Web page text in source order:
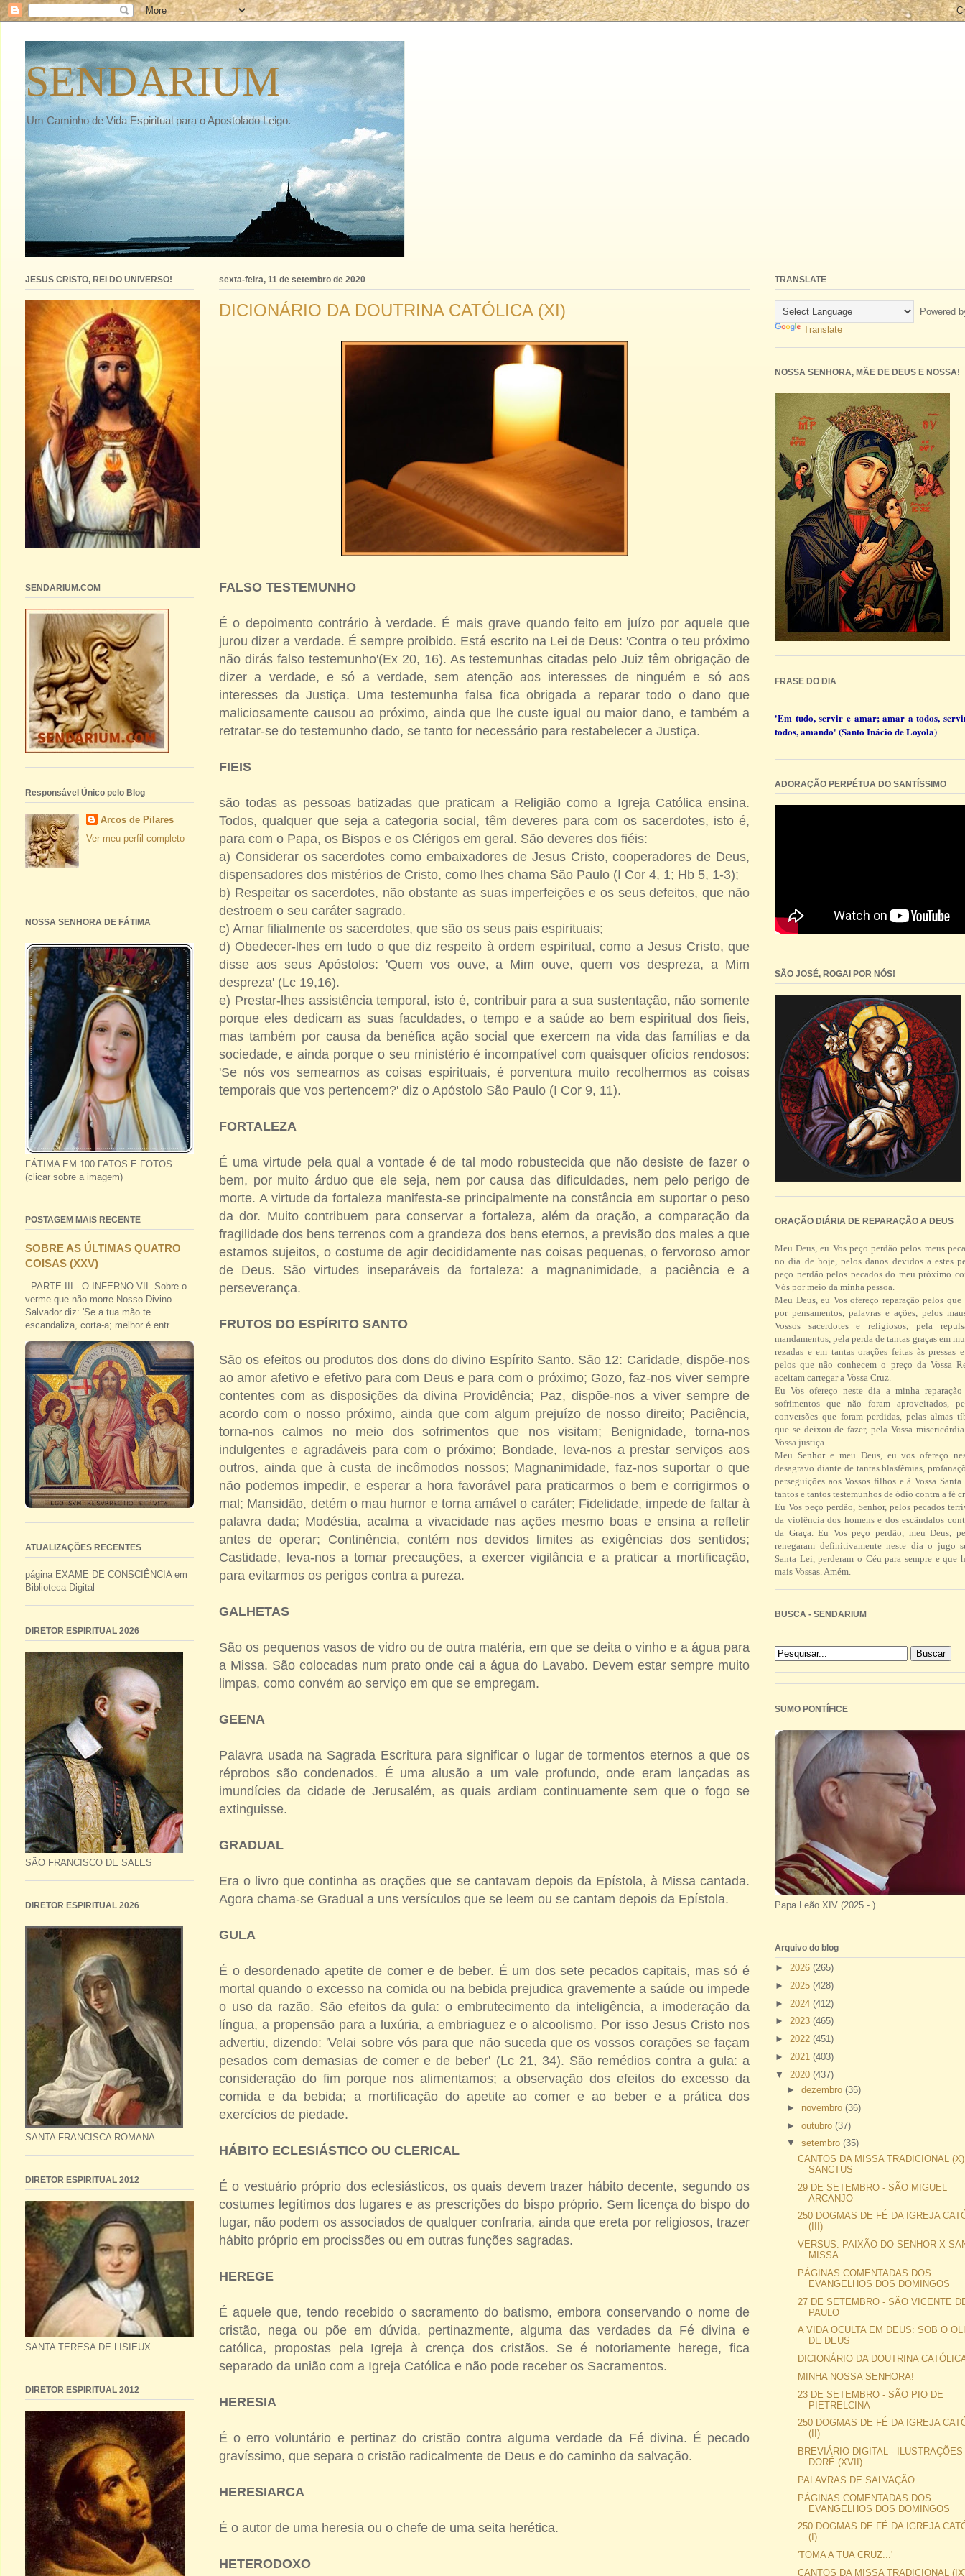
SENDARIUM
Um Caminho de Vida Espiritual para o Apostolado Leigo.
sexta-feira, 11 de setembro de 2020
DICIONÁRIO DA DOUTRINA CATÓLICA (XI)
FALSO TESTEMUNHO
É o depoimento contrário à verdade. É mais grave quando feito em juízo por aquele que
jurou dizer a verdade. É sempre proibido. Está escrito na Lei de Deus: 'Contra o teu próximo
não dirás falso testemunho'(Ex 20, 16). As testemunhas citadas pelo Juiz têm obrigação de
dizer a verdade, e só a verdade, sem atenção aos interesses de ninguém e só aos
interesses da Justiça. Uma testemunha falsa fica obrigada a reparar todo o dano que
maliciosamente causou ao próximo, ainda que lhe custe igual ou maior dano, e também a
retratar-se do testemunho dado, se tanto for necessário para restabelecer a Justiça.
FIEIS
são todas as pessoas batizadas que praticam a Religião como a Igreja Católica ensina.
Todos, qualquer que seja a categoria social, têm deveres para com os sacerdotes, isto é,
para com o Papa, os Bispos e os Clérigos em geral. São deveres dos fiéis:
a) Considerar os sacerdotes como embaixadores de Jesus Cristo, cooperadores de Deus,
dispensadores dos mistérios de Cristo, como lhes chama São Paulo (I Cor 4, 1; Hb 5, 1-3);
b) Respeitar os sacerdotes, não obstante as suas imperfeições e os seus defeitos, que não
destroem o seu caráter sagrado.
c) Amar filialmente os sacerdotes, que são os seus pais espirituais;
d) Obedecer-lhes em tudo o que diz respeito à ordem espiritual, como a Jesus Cristo, que
disse aos seus Apóstolos: 'Quem vos ouve, a Mim ouve, quem vos despreza, a Mim
despreza' (Lc 19,16).
e) Prestar-lhes assistência temporal, isto é, contribuir para a sua sustentação, não somente
porque eles dedicam as suas faculdades, o tempo e a saúde ao bem espiritual dos fieis,
mas também por causa da benéfica ação social que exercem na vida das famílias e da
sociedade, e ainda porque o seu ministério é incompatível com quaisquer ofícios rendosos:
'Se nós vos semeamos as coisas espirituais, é porventura muito recolhermos as coisas
temporais que vos pertencem?' diz o Apóstolo São Paulo (I Cor 9, 11).
FORTALEZA
É uma virtude pela qual a vontade é de tal modo robustecida que não desiste de fazer o
bem, por muito árduo que ele seja, nem por causa das dificuldades, nem pelo perigo de
morte. A virtude da fortaleza manifesta-se principalmente na constância em suportar o peso
da dor. Muito contribuem para conservar a fortaleza, além da oração, a comparação da
fragilidade dos bens terrenos com a grandeza dos bens eternos, a previsão dos males a que
estamos sujeitos, o costume de agir decididamente nas coisas pequenas, o fervoroso amor
de Deus. São virtudes inseparáveis da fortaleza: a magnanimidade, a paciência e a
perseverança.
FRUTOS DO ESPÍRITO SANTO
São os efeitos ou produtos dos dons do divino Espírito Santo. São 12: Caridade, dispõe-nos
ao amor afetivo e efetivo para com Deus e para com o próximo; Gozo, faz-nos viver sempre
contentes com as disposições da divina Providência; Paz, dispõe-nos a viver sempre de
acordo com o nosso próximo, ainda que com algum prejuízo de nosso direito; Paciência,
torna-nos calmos no meio dos sofrimentos que nos visitam; Benignidade, torna-nos
indulgentes e agradáveis para com o próximo; Bondade, leva-nos a prestar serviços aos
outros, ainda que à custa de incômodos nossos; Magnanimidade, faz-nos suportar o que
não podemos impedir, e esperar a hora favorável para praticarmos o bem e corrigirmos o
mal; Mansidão, detém o mau humor e torna amável o caráter; Fidelidade, impede de faltar à
palavra dada; Modéstia, acalma a vivacidade nas ações mesmo boas e ensina a refletir
antes de operar; Continência, contém nos devidos limites as exigências dos sentidos;
Castidade, leva-nos a tomar precauções, a exercer vigilância e a praticar a mortificação,
para evitarmos os perigos contra a pureza.
GALHETAS
São os pequenos vasos de vidro ou de outra matéria, em que se deita o vinho e a água para
a Missa. São colocadas num prato onde cai a água do Lavabo. Devem estar sempre muito
limpas, como convém ao serviço em que se empregam.
GEENA
Palavra usada na Sagrada Escritura para significar o lugar de tormentos eternos a que os
réprobos são condenados. É uma alusão a um vale profundo, onde eram lançadas as
imundícies da cidade de Jerusalém, as quais ardiam continuamente sem que o fogo se
extinguisse.
GRADUAL
Era o livro que continha as orações que se cantavam depois da Epístola, à Missa cantada.
Agora chama-se Gradual a uns versículos que se leem ou se cantam depois da Epístola.
GULA
É o desordenado apetite de comer e de beber. É um dos sete pecados capitais, mas só é
mortal quando o excesso na comida ou na bebida prejudica gravemente a saúde ou impede
o uso da razão. São efeitos da gula: o embrutecimento da inteligência, a imoderação da
língua, a propensão para a luxúria, a embriaguez e o alcoolismo. Por isso Jesus Cristo nos
advertiu, dizendo: 'Velai sobre vós para que não suceda que os vossos corações se façam
pesados com demasias de comer e de beber' (Lc 21, 34). São remédios contra a gula: a
consideração do fim porque nos alimentamos; a observação dos efeitos do excesso da
comida e da bebida; a mortificação do apetite ao comer e ao beber e a prática dos
exercícios de piedade.
HÁBITO ECLESIÁSTICO OU CLERICAL
É o vestuário próprio dos eclesiásticos, os quais devem trazer hábito decente, segundo os
costumes legítimos dos lugares e as prescrições do bispo próprio. Sem licença do bispo do
lugar, não podem os associados de qualquer confraria, ainda que ereta por religiosos, trazer
hábito próprio em procissões ou em outras funções sagradas.
HEREGE
É aquele que, tendo recebido o sacramento do batismo, embora conservando o nome de
cristão, nega ou põe em dúvida, pertinazmente, alguma das verdades da Fé divina e
católica, propostas pela Igreja à crença dos cristãos. Se é notoriamente herege, fica
separado da união com a Igreja Católica e não pode receber os Sacramentos.
HERESIA
É o erro voluntário e pertinaz do cristão contra alguma verdade da Fé divina. É pecado
gravíssimo, que separa o cristão radicalmente de Deus e do caminho da salvação.
HERESIARCA
É o autor de uma heresia ou o chefe de uma seita herética.
HETERODOXO
JESUS CRISTO, REI DO UNIVERSO!
SENDARIUM.COM
Responsável Único pelo Blog
Arcos de Pilares
Ver meu perfil completo
NOSSA SENHORA DE FÁTIMA
FÁTIMA EM 100 FATOS E FOTOS
(clicar sobre a imagem)
POSTAGEM MAIS RECENTE
SOBRE AS ÚLTIMAS QUATRO
COISAS (XXV)
PARTE III - O INFERNO VII. Sobre o
verme que não morre Nosso Divino
Salvador diz: 'Se a tua mão te
escandaliza, corta-a; melhor é entr...
ATUALIZAÇÕES RECENTES
página EXAME DE CONSCIÊNCIA em
Biblioteca Digital
DIRETOR ESPIRITUAL 2026
SÃO FRANCISCO DE SALES
DIRETOR ESPIRITUAL 2026
SANTA FRANCISCA ROMANA
DIRETOR ESPIRITUAL 2012
SANTA TERESA DE LISIEUX
DIRETOR ESPIRITUAL 2012
TRANSLATE
Powered
Translate
NOSSA SENHORA, MÃE DE DEUS E NOSSA!
FRASE DO DIA
'Em tudo, servir e amar; amar a todos,
todos, amando' (Santo Inácio de Loyola)
ADORAÇÃO PERPÉTUA DO SANTÍSSIMO
SÃO JOSÉ, ROGAI POR NÓS!
ORAÇÃO DIÁRIA DE REPARAÇÃO A DEUS
Meu Deus, eu Vos peço perdão pelos meus
no dia de hoje, pelos danos devidos a estes
peço perdão pelos pecados do meu próximo
Vós por meio da minha pessoa.
Meu Deus, eu Vos ofereço reparação pelos que
por pensamentos, palavras e ações, pelos
Vossos sacerdotes e religiosos, pela
mandamentos, pela perda de tantas graças em
rezadas e em tantas orações feitas às pressas
pelos que não conhecem o preço da Vossa
aceitam carregar a Vossa Cruz.
Eu Vos ofereço neste dia a minha
sofrimentos que não foram aproveitados,
conversões que foram perdidas, pelas almas
que se deixou de fazer, pela Vossa
Vossa justiça.
Meu Senhor e meu Deus, eu vos ofereço
desagravo diante de tantas blasfêmias,
perseguições aos Vossos filhos e à Vossa
tantos e tantos testemunhos de ódio contra a fé
Eu Vos peço perdão, Senhor, pelos pecados
da violência dos homens e dos escândalos
da Graça. Eu Vos peço perdão, meu Deus,
renegaram definitivamente neste dia o jugo
Santa Lei, perderam o Céu para sempre e que
mais Vossas. Amém.
BUSCA - SENDARIUM
SUMO PONTÍFICE
Papa Leão XIV (2025 - )
Arquivo do blog
► 2026 (265)
► 2025 (428)
► 2024 (412)
► 2023 (465)
► 2022 (451)
► 2021 (403)
▼ 2020 (437)
► dezembro (35)
► novembro (36)
► outubro (37)
▼ setembro (35)
CANTOS DA MISSA TRADICIONAL
SANCTUS
29 DE SETEMBRO - SÃO MIGUEL
ARCANJO
250 DOGMAS DE FÉ DA IGREJA
(III)
VERSUS: PAIXÃO DO SENHOR X
MISSA
PÁGINAS COMENTADAS DOS
EVANGELHOS DOS DOMINGOS
27 DE SETEMBRO - SÃO VICENTE
PAULO
A VIDA OCULTA EM DEUS: SOB O
DE DEUS
DICIONÁRIO DA DOUTRINA
MINHA NOSSA SENHORA!
23 DE SETEMBRO - SÃO PIO DE
PIETRELCINA
250 DOGMAS DE FÉ DA IGREJA
(II)
BREVIÁRIO DIGITAL -
DORÉ (XVII)
PALAVRAS DE SALVAÇÃO
PÁGINAS COMENTADAS DOS
EVANGELHOS DOS DOMINGOS
250 DOGMAS DE FÉ DA IGREJA
(I)
'TOMA A TUA CRUZ...'
CANTOS DA MISSA TRADICIONAL